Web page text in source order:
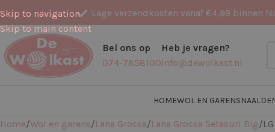
Skip to navigation
Skip to main content
Lage verzendkosten vanaf €4,99 binnen NL
Bel ons op
074-7858100
Heb je vragen?
info@dewolkast.nl
HOMEWOL EN GARENS
Home Wol en garens Lana Grossa Lana Grossa Setasuri Big